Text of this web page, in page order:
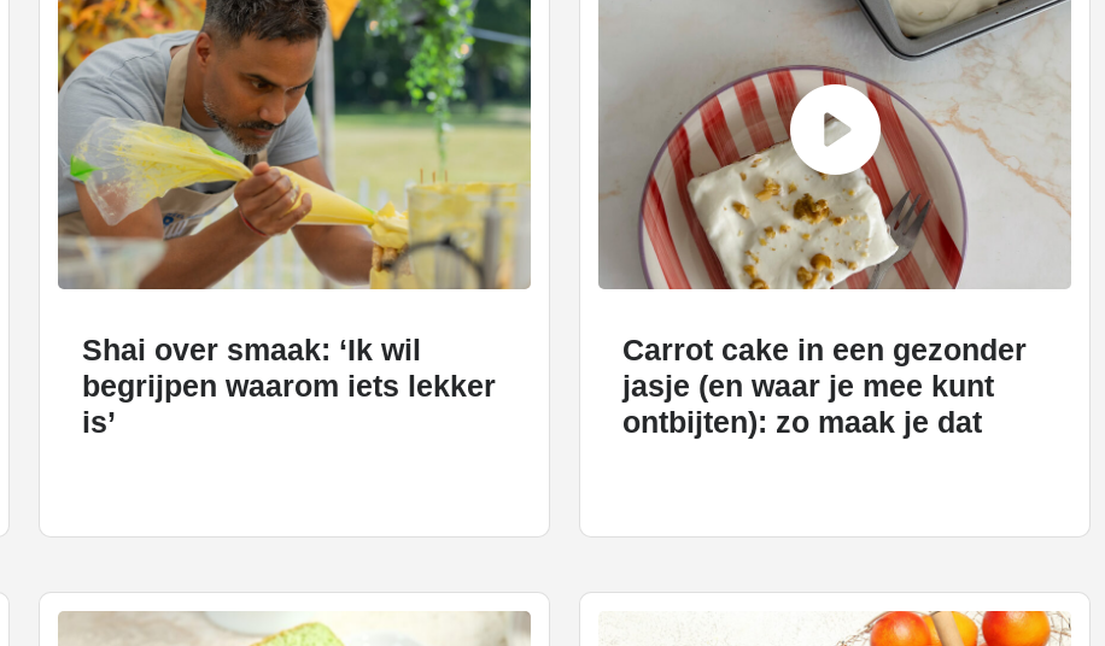
Shai over smaak: ‘Ik wil
begrijpen waarom iets lekker
is’
Carrot cake in een gezonder
jasje (en waar je mee kunt
ontbijten): zo maak je dat